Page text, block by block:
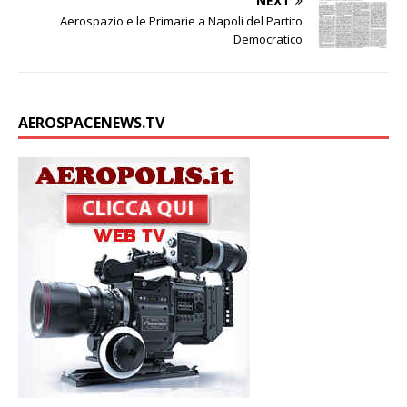
Aerospazio e le Primarie a Napoli del Partito
Democratico
AEROSPACENEWS.TV